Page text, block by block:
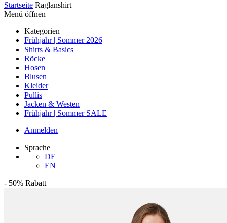
Startseite Raglanshirt
Menü öffnen
Kategorien
Frühjahr | Sommer 2026
Shirts & Basics
Röcke
Hosen
Blusen
Kleider
Pullis
Jacken & Westen
Frühjahr | Sommer SALE
Anmelden
Sprache
DE
EN
- 50% Rabatt